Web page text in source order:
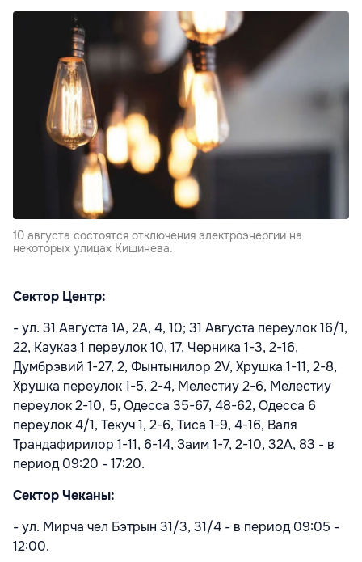
10 августа состоятся отключения электроэнергии на
некоторых улицах Кишинева.
Сектор Центр:
- ул. 31 Августа 1A, 2A, 4, 10; 31 Августа переулок 16/1,
22, Кауказ 1 переулок 10, 17, Черника 1-3, 2-16,
Думбрэвий 1-27, 2, Фынтынилор 2V, Хрушка 1-11, 2-8,
Хрушка переулок 1-5, 2-4, Мелестиу 2-6, Мелестиу
переулок 2-10, 5, Одесса 35-67, 48-62, Одесса 6
переулок 4/1, Текуч 1, 2-6, Тиса 1-9, 4-16, Валя
Трандафирилор 1-11, 6-14, Заим 1-7, 2-10, 32A, 83 - в
период 09:20 - 17:20.
Сектор Чеканы:
- ул. Мирча чел Бэтрын 31/3, 31/4 - в период 09:05 -
12:00.